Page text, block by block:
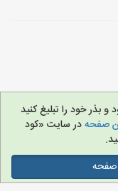
بذر خود را تبلیغ کنید
صفحهدر سایت «کود
صفحه